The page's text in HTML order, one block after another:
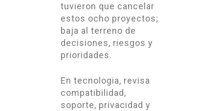
tuvieron que cancelar
estos ocho proyectos;
baja al terreno de
decisiones, riesgos y
prioridades.
En tecnologia, revisa
compatibilidad,
soporte, privacidad y